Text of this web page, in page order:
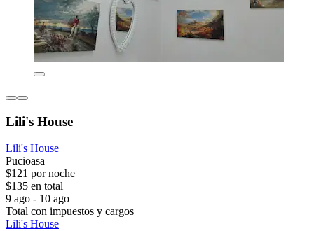
Lili's House
Lili's House
Pucioasa
$121 por noche
$135 en total
9 ago - 10 ago
Total con impuestos y cargos
Lili's House